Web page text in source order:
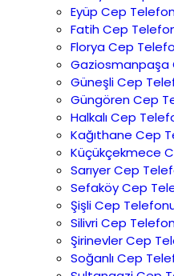
Eyüp Cep
Fatih Cep
Florya Cep
Gaziosmanpaşa
Güneşli Cep
Güngören Cep
Halkalı Cep
Kağıthane Cep
Küçükçekmece
Sarıyer Cep
Sefaköy Cep
Şişli Cep
Silivri Cep
Şirinevler Cep
Soğanlı Cep